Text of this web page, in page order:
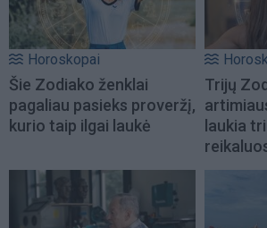
Horoskopai
Šie Zodiako ženklai
pagaliau pasieks proveržį,
kurio taip ilgai laukė
Trijų
laukia